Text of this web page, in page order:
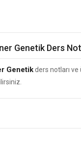
Genetik Ders
Genetikders notları